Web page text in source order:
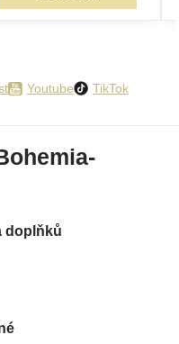
Youtube TikTok
doplňků